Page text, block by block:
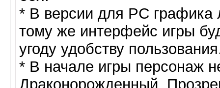
* В версии для PC
тому же интерфейс игры
угоду удобству
* В начале игры персонаж
Драконорожденный.